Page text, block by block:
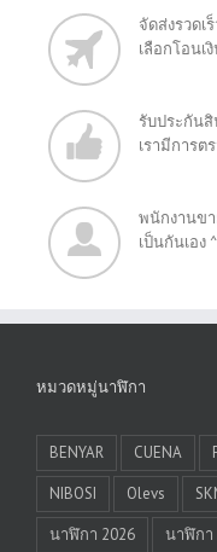
จัดส่งรวดเ
เลือกโอนเ
รับประกัน
เรามีการ
พนักงานขา
เป็นกันเอง
หมวดหมู่นาฬิกา
BENYAR CUENA
NIBOSI
Olevs
นาฬิกา 2026
นาฬิกา